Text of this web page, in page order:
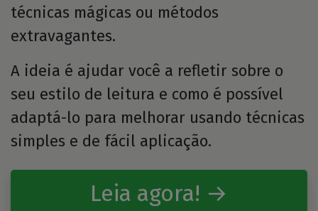
técnicas mágicas ou métodos
extravagantes.
A ideia é ajudar você a refletir sobre o
seu estilo de leitura e como é possível
adaptá-lo para melhorar usando técnicas
simples e de fácil aplicação.
Leia agora! →